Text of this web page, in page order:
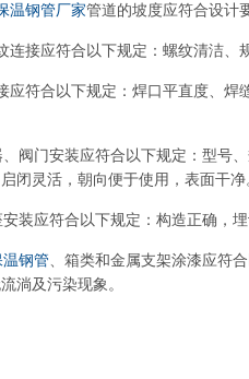
温钢管厂家管道的坡度应符合设计
连接应符合以下规定：螺纹清洁
应符合以下规定：焊口平直度、
、阀门安装应符合以下规定：型号
闭灵活，朝向便于使用，表面干净
安装应符合以下规定：构造正确，
钢管 、箱类和金属支架涂漆应符
淌及污染现象。